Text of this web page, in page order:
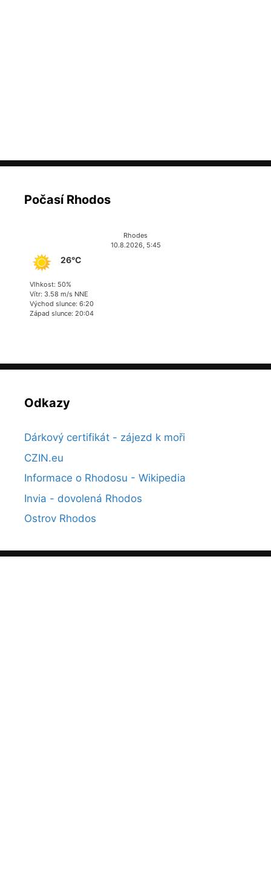
Počasí Rhodos
Rhodes
10.8.2026, 5:45
26°C
Vlhkost: 50%
Vítr: 3.58 m/s NNE
Východ slunce: 6:20
Západ slunce: 20:04
Odkazy
Dárkový certifikát - zájezd k moři
CZIN.eu
Informace o Rhodosu - Wikipedia
Invia - dovolená Rhodos
Ostrov Rhodos